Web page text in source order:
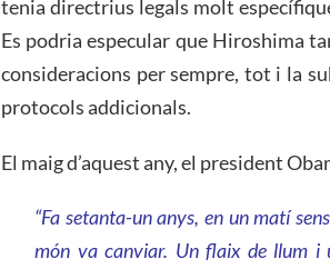
tenia directrius legals molt
Es podria especular que Hiroshima
consideracions per sempre, tot i la
protocols addicionals.
El maig d’aquest any, el president
“Fa setanta-un anys, en un matí
món va canviar. Un flaix de llum